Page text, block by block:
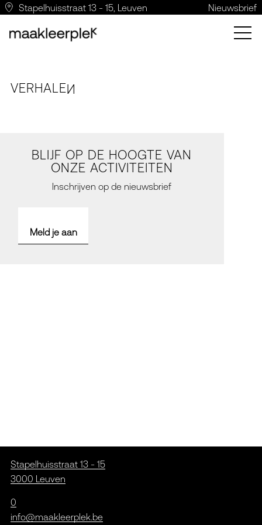
Stapelhuisstraat 13 - 15, Leuven Nieuwsbrief
VERHALEN
BLIJF OP DE HOOGTE VAN
ONZE ACTIVITEITEN
Inschrijven op de nieuwsbrief
Meld je aan
Stapelhuisstraat 13 - 15
3000 Leuven
0
info@maakleerplek.be